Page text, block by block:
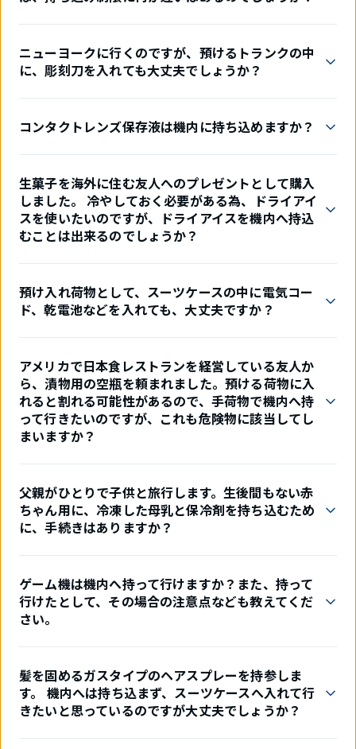
ニューヨークに行くのですが、預けるトランクの中
に、彫刻刀を入れても大丈夫でしょうか？
コンタクトレンズ保存液は機内に持ち込めますか？
生菓子を海外に住む友人へのプレゼントとして購入
しました。 冷やしておく必要がある為、ドライアイ
スを使いたいのですが、ドライアイスを機内へ持込
むことは出来るのでしょうか？
預け入れ荷物として、スーツケースの中に電気コー
ド、乾電池などを入れても、大丈夫ですか？
アメリカで日本食レストランを経営している友人か
ら、漬物用の空瓶を頼まれました。預ける荷物に入
れると割れる可能性があるので、手荷物で機内へ持
って行きたいのですが、これも危険物に該当してし
まいますか？
父親がひとりで子供と旅行します。生後間もない赤
ちゃん用に、冷凍した母乳と保冷剤を持ち込むため
に、手続きはありますか？
ゲーム機は機内へ持って行けますか？また、持って
行けたとして、その場合の注意点なども教えてくだ
さい。
髪を固めるガスタイプのヘアスプレーを持参しま
す。 機内へは持ち込まず、スーツケースへ入れて行
きたいと思っているのですが大丈夫でしょうか？